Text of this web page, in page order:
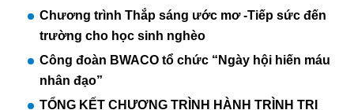
Chương trình Thắp sáng ước mơ -Tiếp sức đến
trường cho học sinh nghèo
Công đoàn BWACO tổ chức “Ngày hội hiến máu
nhân đạo”
TỔNG KẾT CHƯƠNG TRÌNH HÀNH TRÌNH TRI